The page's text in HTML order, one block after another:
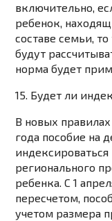
включительно,
ребенок,
составе семьи,
будут
норма будет
15. Будет ли
В новых
года пособие на
регионального
ребенка. С 1
пересчетом,
учетом размера